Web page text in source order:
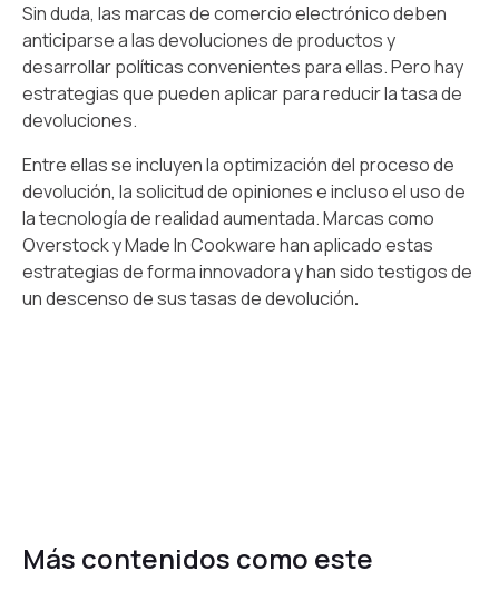
Sin duda, las marcas de comercio electrónico deben
anticiparse a las devoluciones de productos y
desarrollar políticas convenientes para ellas. Pero hay
estrategias que pueden aplicar para reducir la tasa de
devoluciones.
Entre ellas se incluyen la optimización del proceso de
devolución, la solicitud de opiniones e incluso el uso de
la tecnología de realidad aumentada. Marcas como
Overstock y Made In Cookware han aplicado estas
estrategias de forma innovadora y han sido testigos de
un descenso de sus tasas de devolución.
Más contenidos como este